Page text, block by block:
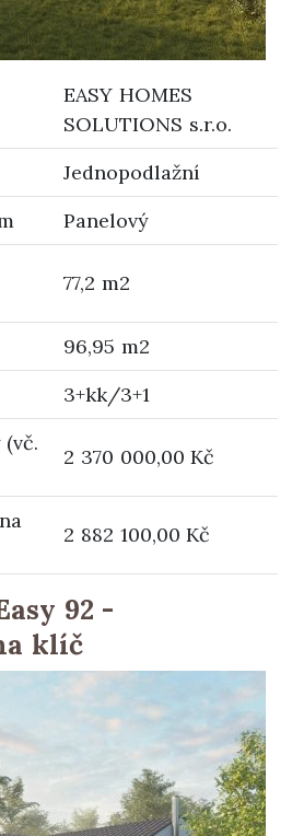
EASY HOMES
SOLUTIONS s.r.o.
Jednopodlažní
Panelový
77,2 m2
96,95 m2
3+kk/3+1
2 370 000,00 Kč
2 882 100,00 Kč
92 -
klíč